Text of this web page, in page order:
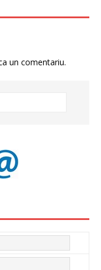
un comentariu.